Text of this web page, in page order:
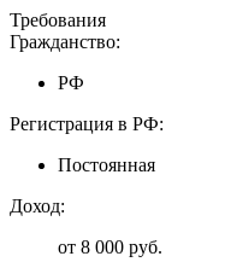
Требования
Гражданство:
РФ
Регистрация в РФ:
Постоянная
Доход:
от 8 000 руб.